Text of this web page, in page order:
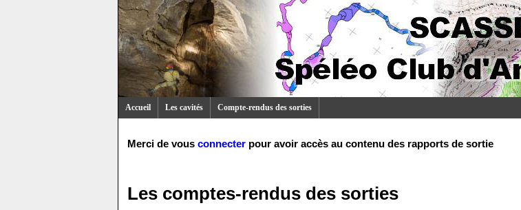
Accueil Les cavités Compte-rendus des sorties
Merci de vous connecter pour avoir accès au contenu des rapports de sortie
Les comptes-rendus des sorties